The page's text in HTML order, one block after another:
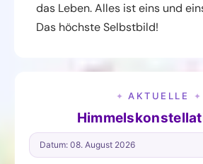
das Leben. Alles ist eins und
Das höchste Selbstbild!
✦ AKTUELLE ✦
Datum: 08. August 2026